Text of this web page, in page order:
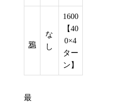
鴉
な
し
1600
【40
0×4
ター
ン】
最